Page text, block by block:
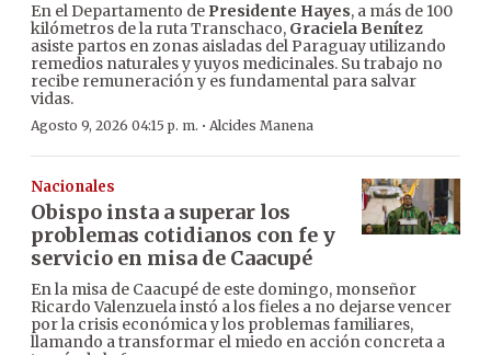
En el Departamento de Presidente Hayes, a más de 100
kilómetros de la ruta Transchaco, Graciela Benítez
asiste partos en zonas aisladas del Paraguay utilizando
remedios naturales y yuyos medicinales. Su trabajo no
recibe remuneración y es fundamental para salvar
vidas.
Agosto 9, 2026 04:15 p. m. · Alcides Manena
Nacionales
Obispo insta a superar los
problemas cotidianos con fe y
servicio en misa de Caacupé
En la misa de Caacupé de este domingo, monseñor
Ricardo Valenzuela instó a los fieles a no dejarse vencer
por la crisis económica y los problemas familiares,
llamando a transformar el miedo en acción concreta a